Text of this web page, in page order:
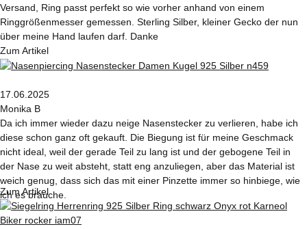
Versand, Ring passt perfekt so wie vorher anhand von einem
Ringgrößenmesser gemessen. Sterling Silber, kleiner Gecko der nun
über meine Hand laufen darf. Danke
Zum Artikel
17.06.2025
Monika B
Da ich immer wieder dazu neige Nasenstecker zu verlieren, habe ich
diese schon ganz oft gekauft. Die Biegung ist für meine Geschmack
nicht ideal, weil der gerade Teil zu lang ist und der gebogene Teil in
der Nase zu weit absteht, statt eng anzuliegen, aber das Material ist
weich genug, dass sich das mit einer Pinzette immer so hinbiege, wie
ich es brauche.
Zum Artikel